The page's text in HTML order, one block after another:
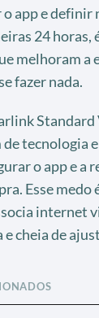
app e definir
24 horas,
melhoram a
fazer nada.
Standard
tecnologia
o app e a
Esse medo
internet
cheia de